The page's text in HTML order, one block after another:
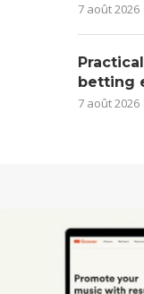
7 août 2026
betting
7 août 2026